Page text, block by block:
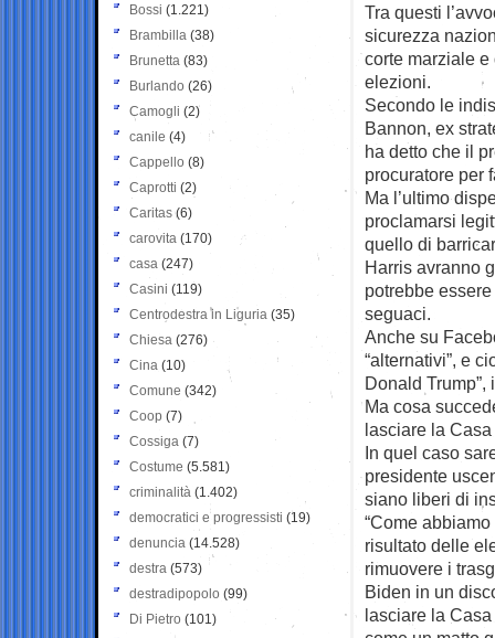
Tra questi
sicurezza
corte marziale
elezioni.
Secondo le
Bannon, ex
ha detto che il
procuratore per
Ma l’ultimo
proclamarsi
quello di
Harris avranno
potrebbe
seguaci.
Anche su
“alternativi”, e
Donald
Ma cosa
lasciare la
In quel caso
presidente
siano liberi di
“Come
risultato delle
rimuovere i
Biden in un
lasciare la
Bossi (1.221)
Brambilla (38)
Brunetta (83)
Burlando (26)
Camogli (2)
canile (4)
Cappello (8)
Caprotti (2)
Caritas (6)
carovita (170)
casa (247)
Casini (119)
Centrodestra in Liguria (35)
Chiesa (276)
Cina (10)
Comune (342)
Coop (7)
Cossiga (7)
Costume (5.581)
criminalità (1.402)
democratici e progressisti (19)
denuncia (14.528)
destra (573)
destradipopolo (99)
Di Pietro (101)